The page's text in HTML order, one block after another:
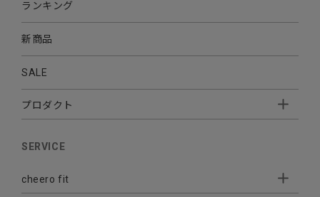
ランキング
新商品
SALE
プロダクト
AUDIO
CABLE CHARGER
SERVICE
cheero fit